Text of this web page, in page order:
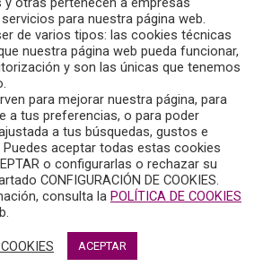
para nuestra página web.
de varios tipos: las cookies técnicas
nuestra página web pueda funcionar,
y son las únicas que tenemos
para mejorar nuestra página, para
a tus preferencias, o para poder
a tus búsquedas, gustos e
aceptar todas estas cookies
o configurarlas o rechazar su
CONFIGURACIÓN DE COOKIES.
consulta la POLÍTICA DE COOKIES
ACEPTAR